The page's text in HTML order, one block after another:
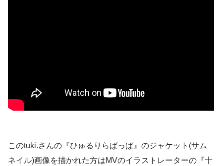
このtuki.さんの『ひゅるりらぱっぱ』のジャケット(サム
ネイル)画像を描かれた方はMVのイラストレーターの『十